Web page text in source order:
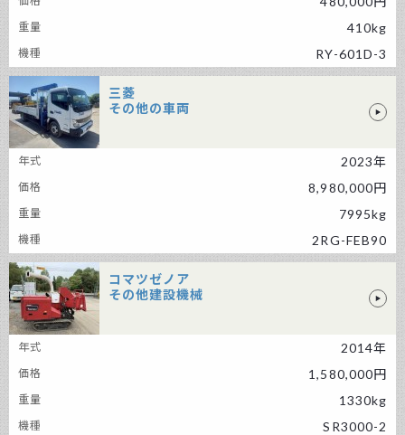
410kg
RY-601D-3
三菱
その他の車両
2023年
8,980,000円
7995kg
2RG-FEB90
コマツゼノア
その他建設機械
2014年
1,580,000円
1330kg
SR3000-2